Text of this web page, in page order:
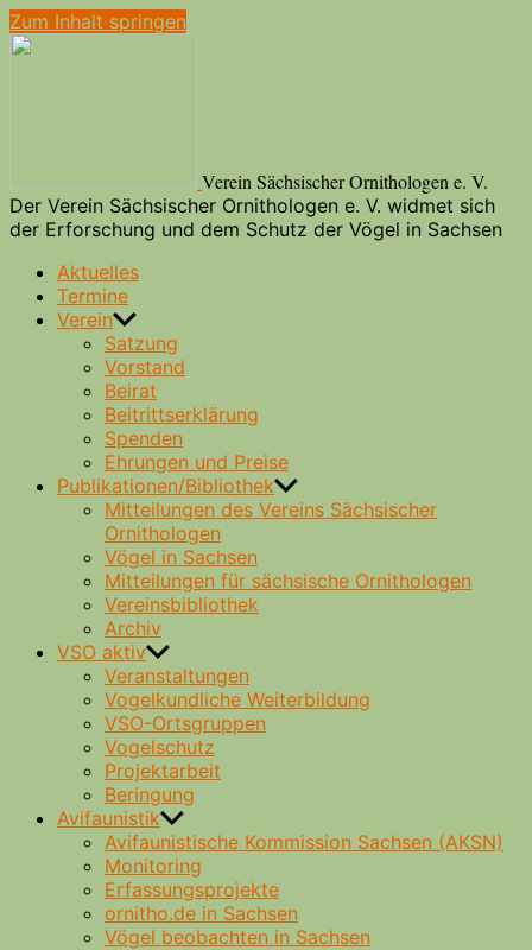
Zum Inhalt springen
Verein Sächsischer Ornithologen e. V.
Der Verein Sächsischer Ornithologen e. V. widmet sich
der Erforschung und dem Schutz der Vögel in Sachsen
Aktuelles
Termine
Verein
Satzung
Vorstand
Beirat
Beitrittserklärung
Spenden
Ehrungen und Preise
Publikationen/Bibliothek
Mitteilungen des Vereins Sächsischer
Ornithologen
Vögel in Sachsen
Mitteilungen für sächsische Ornithologen
Vereinsbibliothek
Archiv
VSO aktiv
Veranstaltungen
Vogelkundliche Weiterbildung
VSO-Ortsgruppen
Vogelschutz
Projektarbeit
Beringung
Avifaunistik
Avifaunistische Kommission Sachsen (AKSN)
Monitoring
Erfassungsprojekte
ornitho.de in Sachsen
Vögel beobachten in Sachsen